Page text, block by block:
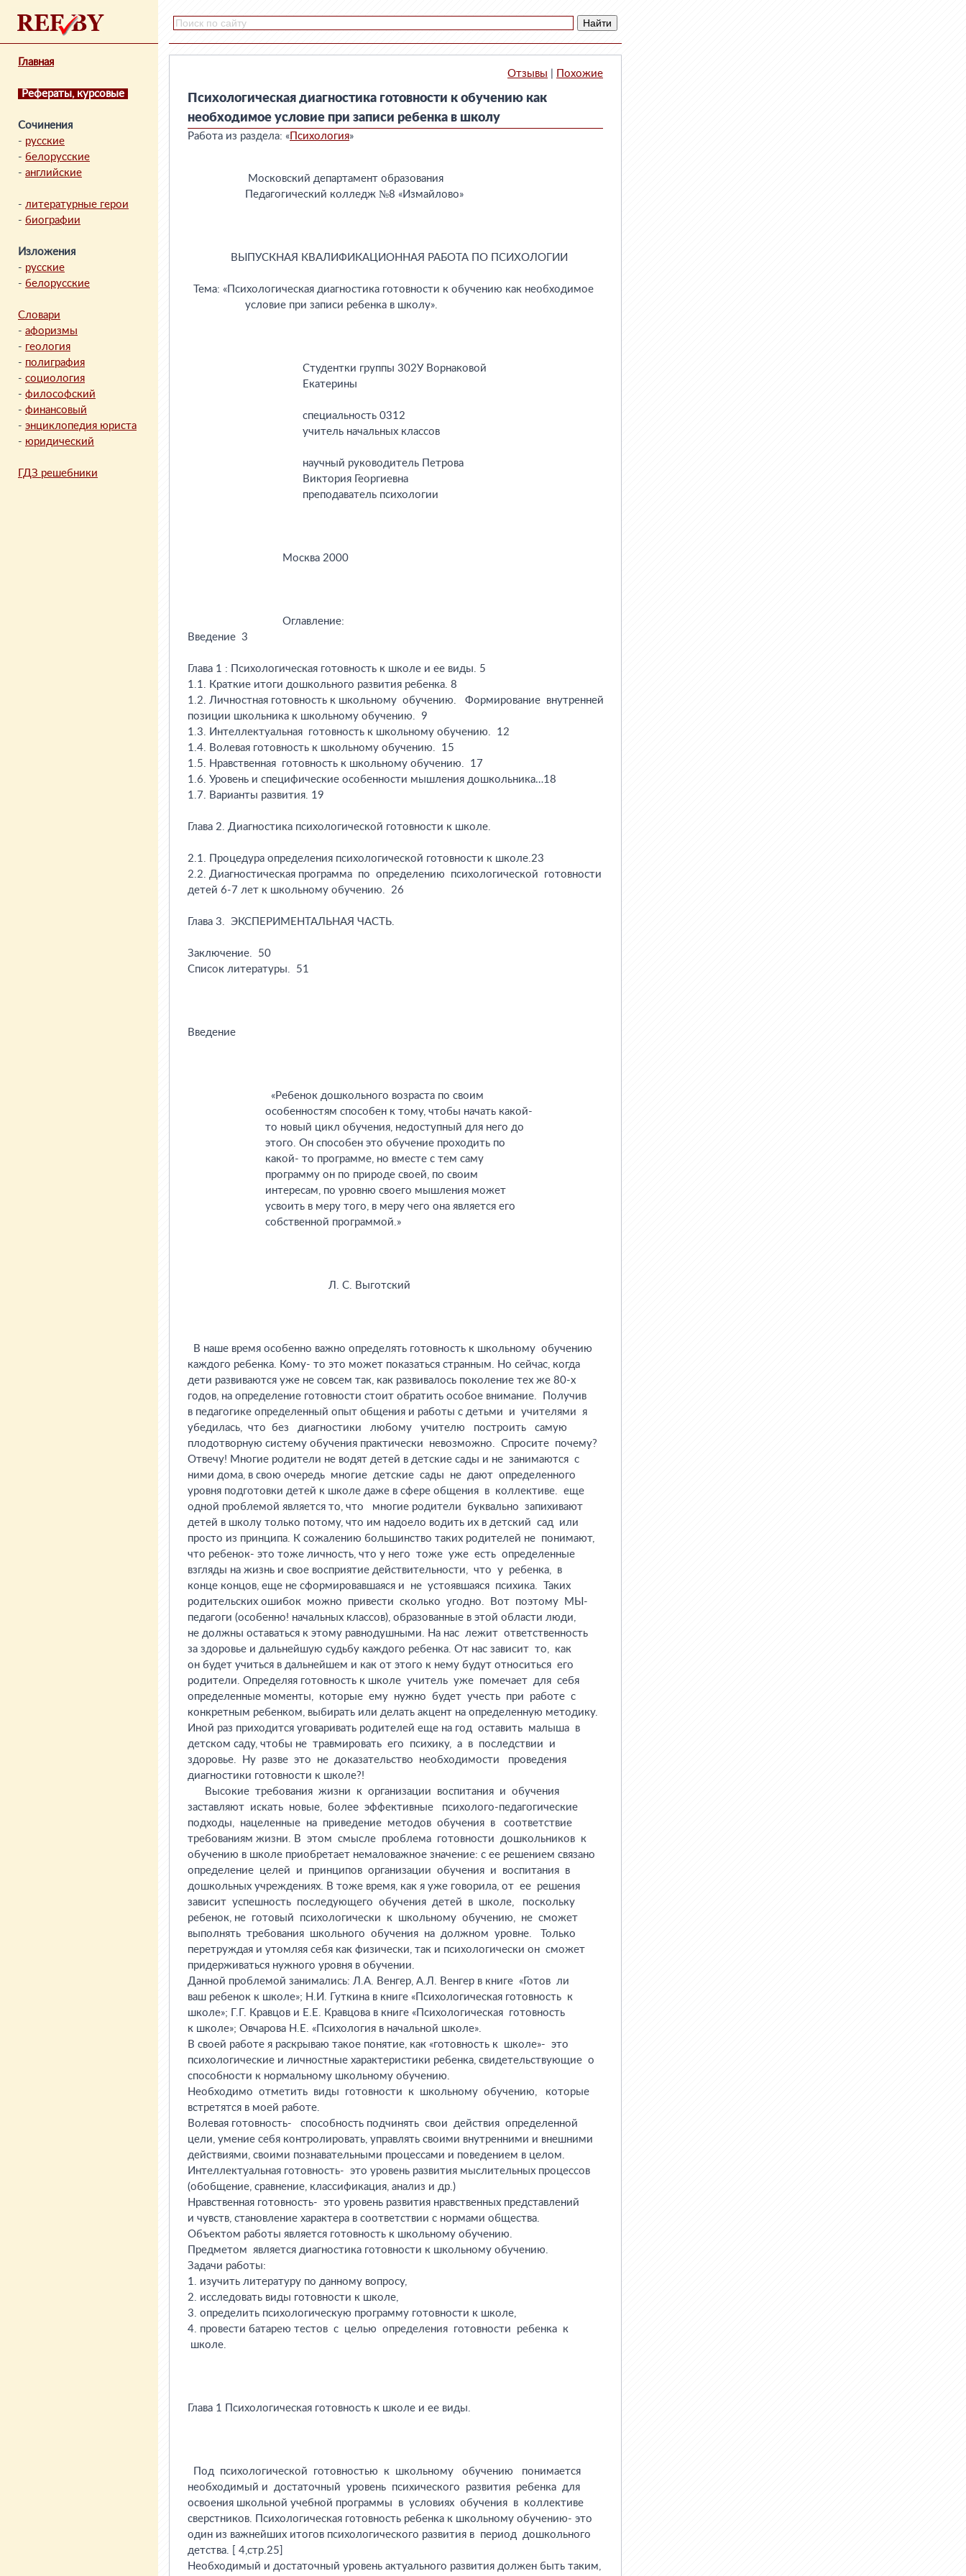
Главная
Рефераты, курсовые
Сочинения
- русские
- белорусские
- английские
- литературные герои
- биографии
Изложения
- русские
- белорусские
Словари
- афоризмы
- геология
- полиграфия
- социология
- философский
- финансовый
- энциклопедия юриста
- юридический
ГДЗ решебники
Отзывы Похожие
Психологическая диагностика готовности к обучению как
необходимое условие при записи ребенка в школу
Работа из раздела: « Психология»